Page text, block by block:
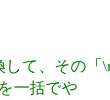
て、その「
一括でや